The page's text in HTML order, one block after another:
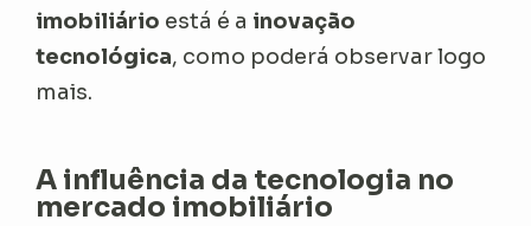
imobiliário está é a inovação
tecnológica, como poderá observar logo
mais.
A influência da tecnologia no
mercado imobiliário